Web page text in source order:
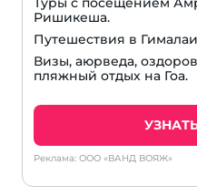
Ришикеша.
Путешествия в
Визы, аюрведа,
пляжный отдых на Гоа.
Реклама: ООО «ВАНД ВОЯЖ»